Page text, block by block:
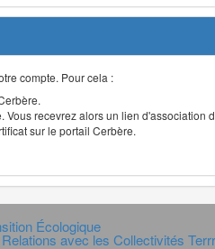
compte. Pour cela :
recevrez alors un lien d'association
sur le portail Cerbère.
Écologique
avec les Collectivités